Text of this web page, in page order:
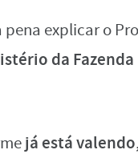
explicar o
da
já está